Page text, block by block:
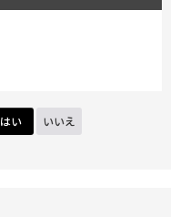
はい いいえ